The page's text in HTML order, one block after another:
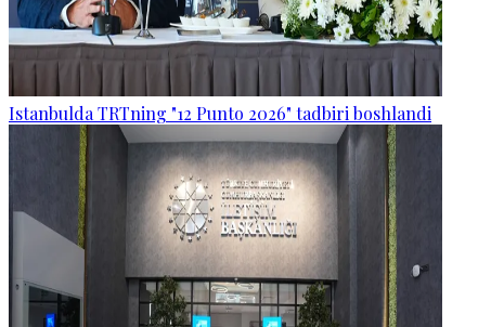
Istanbulda TRTning "12 Punto 2026" tadbiri boshlandi